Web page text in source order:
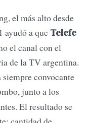
el más alto desde
ayudó a que Telefe
el canal con el
de la TV argentina.
convocante
junto a los
El resultado se